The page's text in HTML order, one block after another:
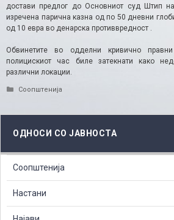
достави предлог до Основниот суд Штип
изречена парична казна од по 50 дневни
од 10 евра во денарска противвредност .
Обвинетите во одделни кривично
полицискиот час биле затекнати како
различни локации.​
Categories
Соопштенија
ОДНОСИ СО ЈАВНОСТА
Соопштенија
Настани